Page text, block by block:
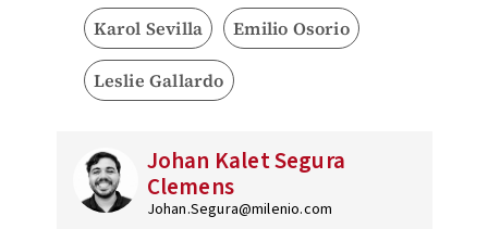
Karol Sevilla Emilio Osorio
Leslie Gallardo
Johan Kalet Segura
Clemens
Johan.Segura@milenio.com